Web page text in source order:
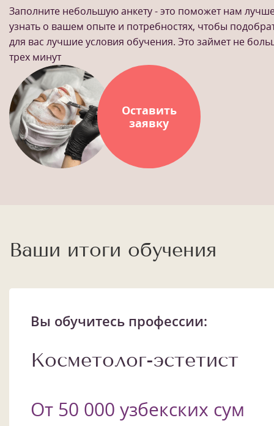
Заполните небольшую анкету - это поможет нам
узнать о вашем опыте и потребностях, чтобы
для вас лучшие условия обучения. Это займет не
трех минут
Оставить
заявку
Ваши итоги обучения
Вы обучитесь профессии:
Косметолог-эстетист
От 50 000 узбекских сум